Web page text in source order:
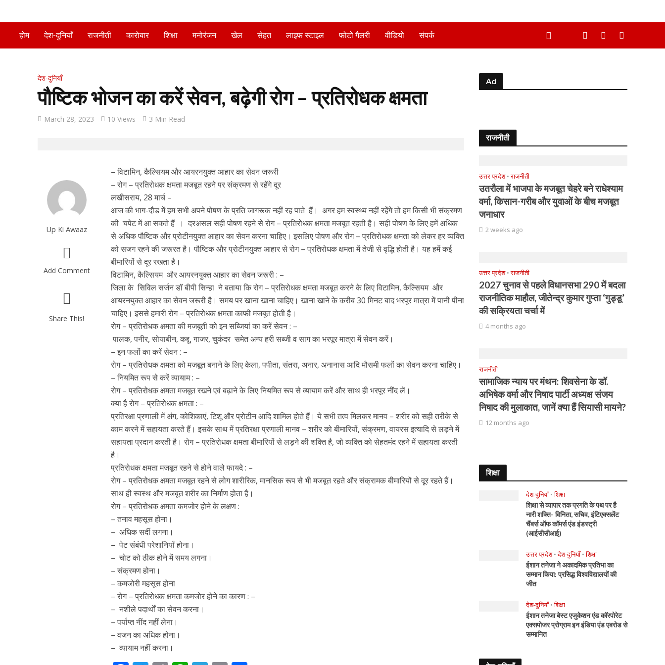
होम देश-दुनियाँ राजनीती कारोबार शिक्षा मनोरंजन खेल सेहत लाइफ स्टाइल फोटो गैलरी वीडियो संपर्क
देश-दुनियाँ
पौष्टिक भोजन का करें सेवन, बढ़ेगी रोग – प्रतिरोधक क्षमता
March 28, 2023 10 Views 3 Min Read
Up Ki Awaaz
Add Comment
Share This!
– विटामिन, कैल्सियम और आयरनयुक्त आहार का सेवन जरूरी
– रोग – प्रतिरोधक क्षमता मजबूत रहने पर संक्रमण से रहेंगे दूर
लखीसराय, 28 मार्च –
आज की भाग-दौड में हम सभी अपने पोषण के प्रति जागरूक नहीं रह पाते हैं। अगर हम स्वस्थ्य नहीं रहेंगे तो हम किसी भी संक्रमण
की चपेट में आ सकते हैं । दरअसल सही पोषण रहने से रोग – प्रतिरोधक क्षमता मजबूत रहती है। सही पोषण के लिए हमें अधिक
से अधिक पौष्टिक और प्रोटीनयुक्त आहार का सेवन करना चाहिए। इसलिए पोषण और रोग – प्रतिरोधक क्षमता को लेकर हर व्यक्ति
को सजग रहने की जरूरत है। पौष्टिक और प्रोटीनयुक्त आहार से रोग – प्रतिरोधक क्षमता में तेजी से वृद्धि होती है। यह हमें कई
बीमारियों से दूर रखता है।
विटामिन, कैल्सियम और आयरनयुक्त आहार का सेवन जरूरी : –
जिला के सिविल सर्जन डॉ बीपी सिन्हा ने बताया कि रोग – प्रतिरोधक क्षमता मजबूत करने के लिए विटामिन, कैल्सियम और
आयरनयुक्त आहार का सेवन जरूरी है। समय पर खाना खाना चाहिए। खाना खाने के करीब 30 मिनट बाद भरपूर मात्रा में पानी पीना
चाहिए। इससे हमारी रोग – प्रतिरोधक क्षमता काफी मजबूत होती है।
रोग – प्रतिरोधक क्षमता की मजबूती को इन सब्जियां का करें सेवन : –
पालक, पनीर, सोयाबीन, कद्दू, गाजर, चुकंदर समेत अन्य हरी सब्जी व साग का भरपूर मात्रा में सेवन करें।
– इन फलों का करें सेवन : –
रोग – प्रतिरोधक क्षमता को मजबूत बनाने के लिए केला, पपीता, संतरा, अनार, अनानास आदि मौसमी फलों का सेवन करना चाहिए।
– नियमित रूप से करें व्यायाम : –
रोग – प्रतिरोधक क्षमता मजबूत रखने एवं बढ़ाने के लिए नियमित रूप से व्यायाम करें और साथ ही भरपूर नींद लें।
क्या है रोग – प्रतिरोधक क्षमता : –
प्रतिरक्षा प्रणाली में अंग, कोशिकाएं, टिशू और प्रोटीन आदि शामिल होते हैं। ये सभी तत्व मिलकर मानव – शरीर को सही तरीके से
काम करने में सहायता करते हैं। इसके साथ में प्रतिरक्षा प्रणाली मानव – शरीर को बीमारियों, संक्रमण, वायरस इत्यादि से लड़ने में
सहायता प्रदान करती है। रोग – प्रतिरोधक क्षमता बीमारियों से लड़ने की शक्ति है, जो व्यक्ति को सेहतमंद रहने में सहायता करती
है।
प्रतिरोधक क्षमता मजबूत रहने से होने वाले फायदे : –
रोग – प्रतिरोधक क्षमता मजबूत रहने से लोग शारीरिक, मानसिक रूप से भी मजबूत रहते और संक्रामक बीमारियों से दूर रहते हैं।
साथ ही स्वस्थ और मजबूत शरीर का निर्माण होता है।
रोग – प्रतिरोधक क्षमता कमजोर होने के लक्षण :
– तनाव महसूस होना।
– अधिक सर्दी लगना।
– पेट संबंधी परेशानियाँ होना।
– चोट को ठीक होने में समय लगना।
– संक्रमण होना।
– कमजोरी महसूस होना
– रोग – प्रतिरोधक क्षमता कमजोर होने का कारण : –
– नशीले पदार्थों का सेवन करना।
– पर्याप्त नींद नहीं लेना।
– वजन का अधिक होना।
– व्यायाम नहीं करना।
Ad
राजनीती
उत्तर प्रदेश • राजनीती
उतरौला में भाजपा के मजबूत चेहरे बने राधेश्याम
वर्मा, किसान-गरीब और युवाओं के बीच मजबूत
जनाधार
2 weeks ago
उत्तर प्रदेश • राजनीती
2027 चुनाव से पहले विधानसभा 290 में बदला
राजनीतिक माहौल, जीतेन्द्र कुमार गुप्ता ‘गुड्डू’
की सक्रियता चर्चा में
4 months ago
राजनीती
सामाजिक न्याय पर मंथन: शिवसेना के डॉ.
अभिषेक वर्मा और निषाद पार्टी अध्यक्ष संजय
निषाद की मुलाकात, जानें क्या हैं सियासी मायने?
12 months ago
शिक्षा
देश-दुनियाँ • शिक्षा
शिक्षा से व्यापार तक प्रगति के पथ पर है
नारी शक्ति- विनिता, सचिव, इंटिएक्सलेंट
चैंबर्स ऑफ कॉमर्स एंड इंडस्ट्री
(आईसीसीआई)
उत्तर प्रदेश • देश-दुनियाँ • शिक्षा
ईशान तनेजा ने अकादमिक प्रतिभा का
सम्मान किया: प्रसिद्ध विश्वविद्यालयों की
जीत
देश-दुनियाँ • शिक्षा
ईशान तनेजा बेस्ट एजुकेशन एंड कॉरपोरेट
एक्सपोजर प्रोग्राम इन इंडिया एंड एबरोड से
सम्मानित